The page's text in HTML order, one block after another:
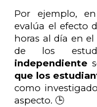
Por ejemplo,
evalúa el efecto
horas al día en
de los
independiente
que los
como
aspecto. 🕒